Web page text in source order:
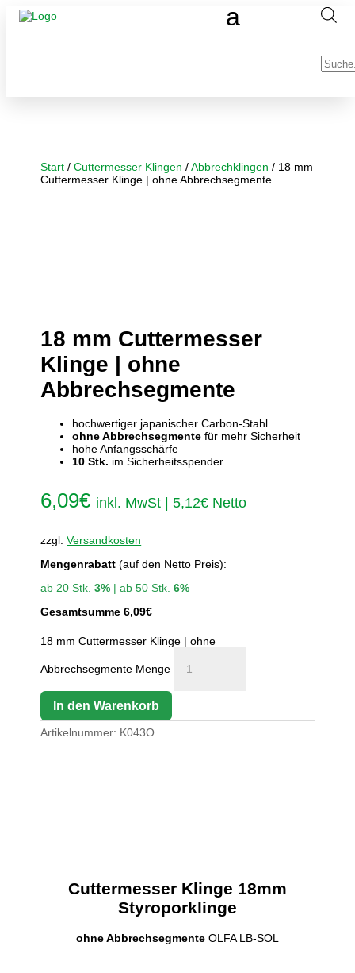
Start /Cuttermesser Klingen /Abbrechklingen / 18 mm
Cuttermesser Klinge | ohne Abbrechsegmente
18 mm Cuttermesser
Klinge | ohne
Abbrechsegmente
hochwertiger japanischer Carbon-Stahl
ohne Abbrechsegmente für mehr Sicherheit
hohe Anfangsschärfe
10 Stk. im Sicherheitsspender
6,09€ inkl. MwSt |5,12€ Netto
zzgl.Versandkosten
Mengenrabatt (auf den Netto Preis):
ab 20 Stk.3% | ab 50 Stk.6%
Gesamtsumme 6,09€
18 mm Cuttermesser Klinge | ohne
Abbrechsegmente Menge
In den Warenkorb
Artikelnummer: K043O
Cuttermesser Klinge 18mm
Styroporklinge
ohne Abbrechsegmente OLFA LB-SOL